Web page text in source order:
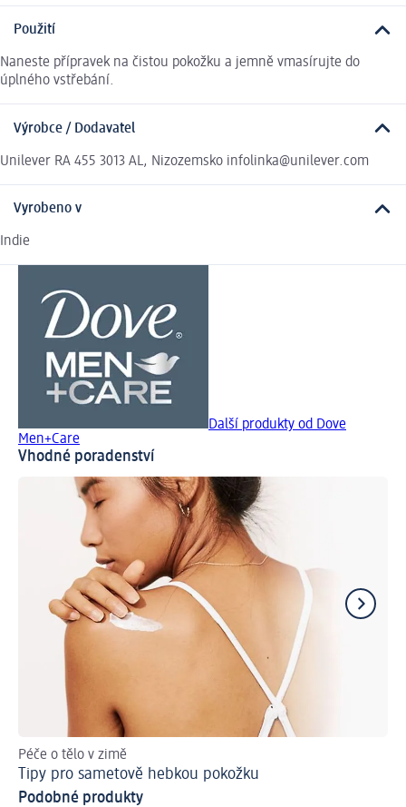
Použití
Naneste přípravek na čistou pokožku a jemně vmasírujte do
úplného vstřebání.
Výrobce / Dodavatel
Unilever RA 455 3013 AL, Nizozemsko infolinka@unilever.com
Vyrobeno v
Indie
Další produkty od Dove
Men+Care
Vhodné poradenství
Péče o tělo v zimě
Tipy pro sametově hebkou pokožku
Podobné produkty